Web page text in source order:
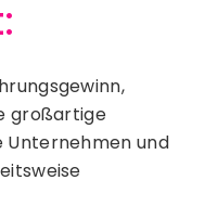
großartige
Unternehmen und